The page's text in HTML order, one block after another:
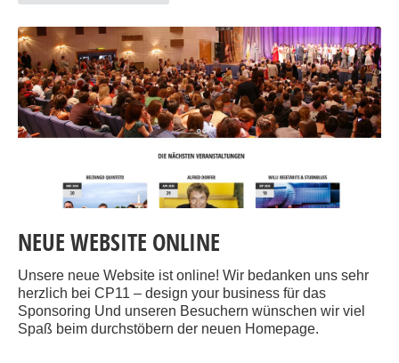
NEUE WEBSITE ONLINE
Unsere neue Website ist online! Wir bedanken uns sehr
herzlich bei CP11 – design your business für das
Sponsoring Und unseren Besuchern wünschen wir viel
Spaß beim durchstöbern der neuen Homepage.